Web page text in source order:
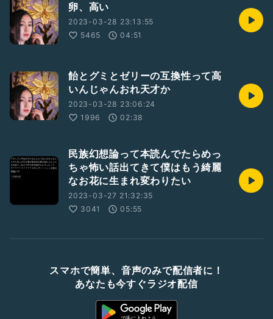
卵、高い
2023-03-28 23:13:55
5465
04:51
飴とグミとゼリーの互換性って高
いんじゃんおれ天才か
2023-03-28 23:06:24
1996
02:38
民族幻想論って本読んでたらめっ
ちゃ怖い話出てきて僕はもう綺麗
なお花に生まれ変わりたい
2023-03-27 21:32:35
3041
05:55
スマホで簡単、音声のみで配信者に！
あなたも今すぐラジオ配信